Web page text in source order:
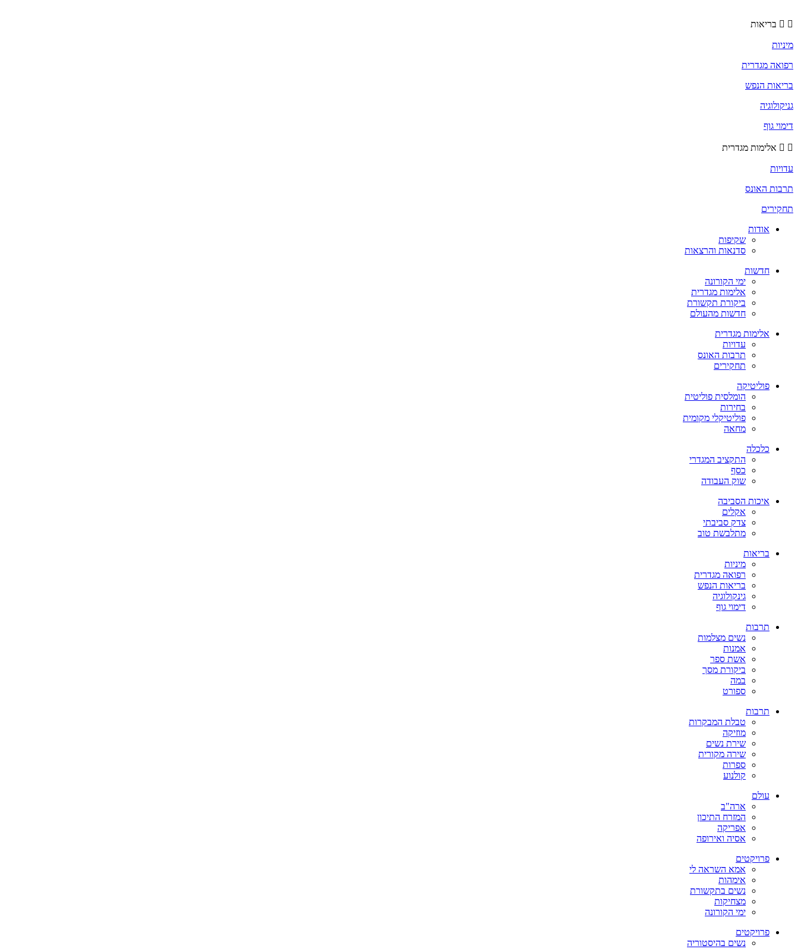
בריאות
מיניות
רפואה מגדרית
בריאות הנפש
גניקולוגיה
דימוי גוף
אלימות מגדרית
עדויות
תרבות האונס
תחקירים
אודות
שקיפות
סדנאות והרצאות
חדשות
ימי הקורונה
אלימות מגדרית
ביקורת תקשורת
חדשות מהעולם
אלימות מגדרית
עדויות
תרבות האונס
תחקירים
פוליטיקה
הומלסית פוליטית
בחירות
פוליטיקלי מקומית
מחאה
כלכלה
התקציב המגדרי
כסף
שוק העבודה
איכות הסביבה
אקלים
צדק סביבתי
מתלבשת טוב
בריאות
מיניות
רפואה מגדרית
בריאות הנפש
גינקולוגיה
דימוי גוף
תרבות
נשים מצלמות
אמנות
אשת ספר
ביקורת מסך
במה
ספורט
תרבות
טבלת המבקרות
מוזיקה
שירת נשים
שירה מקורית
ספרות
קולנוע
עולם
ארה"ב
המזרח התיכון
אפריקה
אסיה ואירופה
פרויקטים
אמא השראה לי
אימהות
נשים בתקשורת
מצחיקות
ימי הקורונה
פרויקטים
נשים בהיסטוריה